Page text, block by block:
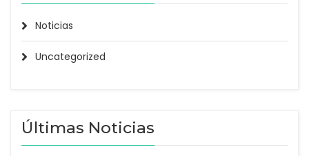
Noticias
Uncategorized
Últimas Noticias